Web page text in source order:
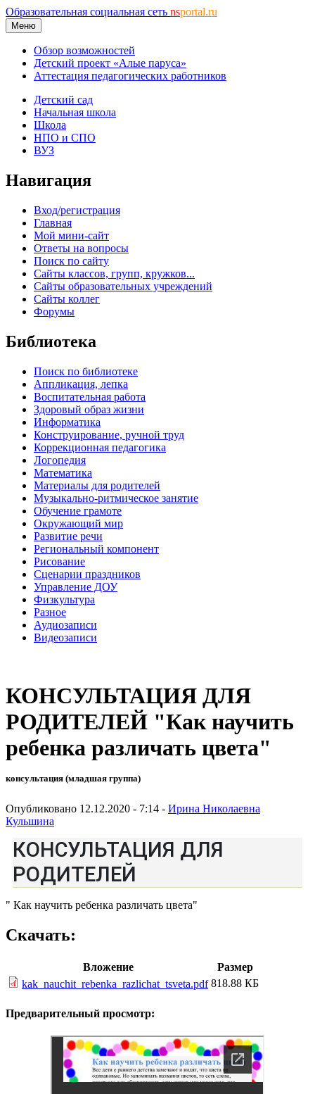
Образовательная социальная сеть nsportal.ru
Меню
Обзор возможностей
Детский проект «Алые паруса»
Аттестация педагогических работников
Детский сад
Начальная школа
Школа
НПО и СПО
ВУЗ
Навигация
Вход/регистрация
Главная
Мой мини-сайт
Ответы на вопросы
Поиск по сайту
Сайты классов, групп, кружков...
Сайты образовательных учреждений
Сайты коллег
Форумы
Библиотека
Поиск по библиотеке
Аппликация, лепка
Воспитательная работа
Здоровый образ жизни
Информатика
Конструирование, ручной труд
Коррекционная педагогика
Логопедия
Математика
Материалы для родителей
Музыкально-ритмическое занятие
Обучение грамоте
Окружающий мир
Развитие речи
Региональный компонент
Рисование
Сценарии праздников
Управление ДОУ
Физкультура
Разное
Аудиозаписи
Видеозаписи
КОНСУЛЬТАЦИЯ ДЛЯ
РОДИТЕЛЕЙ "Как научить
ребенка различать цвета"
консультация (младшая группа)
Опубликовано 12.12.2020 - 7:14 - Ирина Николаевна
Кульшина
КОНСУЛЬТАЦИЯ ДЛЯ
РОДИТЕЛЕЙ
" Как научить ребенка различать цвета"
Скачать:
Вложение
Размер
kak_nauchit_rebenka_razlichat_tsveta.pdf 818.88 КБ
Предварительный просмотр: